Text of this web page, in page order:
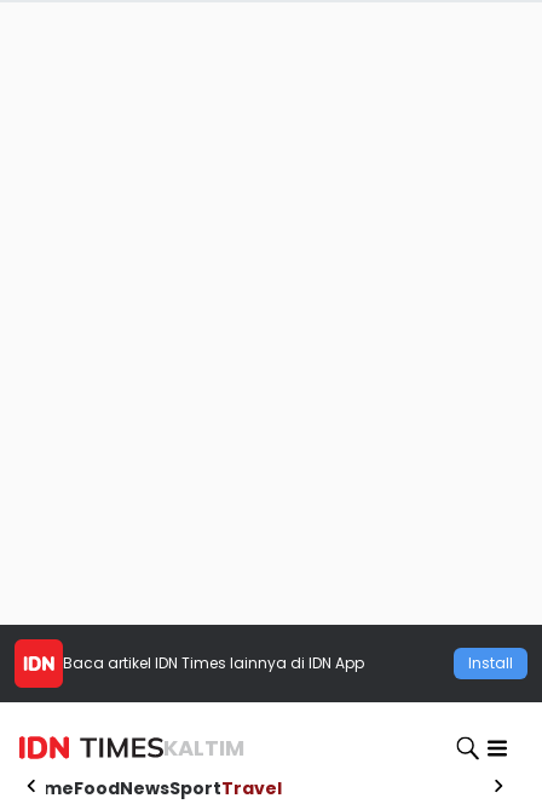
Baca artikel IDN Times lainnya di IDN App Install
KALTIM
HomeFoodNewsSportTravel